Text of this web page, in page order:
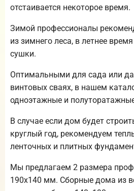
отстаивается некоторое время.
Зимой профессионалы
из зимнего леса, в летнее
сушки.
Оптимальными для сада или
винтовых сваях, в нашем
одноэтажные и
В случае если дом будет
круглый год, рекомендуем
ленточных и плитных
Мы предлагаем 2 размера
190х140 мм. Сборные дома из